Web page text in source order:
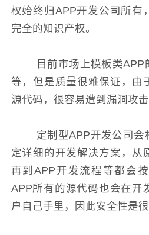
权始终归APP开发公司所有
完全的知识产权。
目前市场上模板类APP
等，但是质量很难保证，由
源代码，很容易遭到漏洞攻击
定制型APP开发公司会
定详细的开发解决方案，从
再到APP开发流程等都会
APP所有的源代码也会在开
户自己手里，因此安全性是很